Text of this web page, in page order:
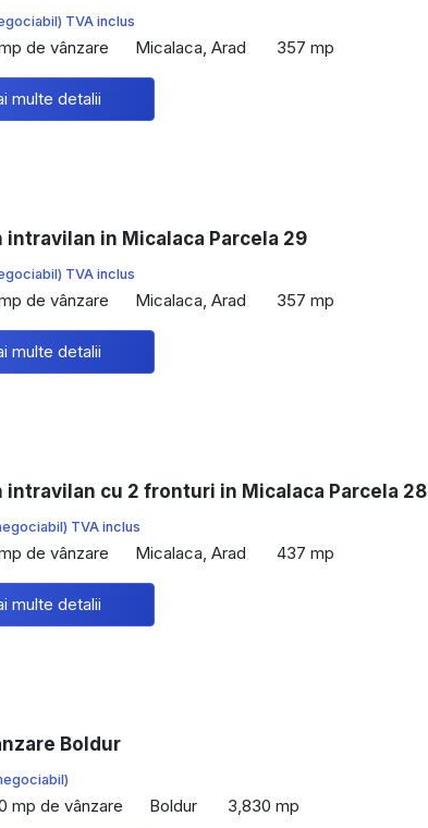
TVA inclus
de vânzare Micalaca, Arad 357 mp
multe detalii
intravilan in Micalaca Parcela 29
TVA inclus
de vânzare Micalaca, Arad 357 mp
multe detalii
intravilan cu 2 fronturi in Micalaca Parcela 28
TVA inclus
de vânzare Micalaca, Arad 437 mp
multe detalii
Boldur
mp de vânzare Boldur 3,830 mp